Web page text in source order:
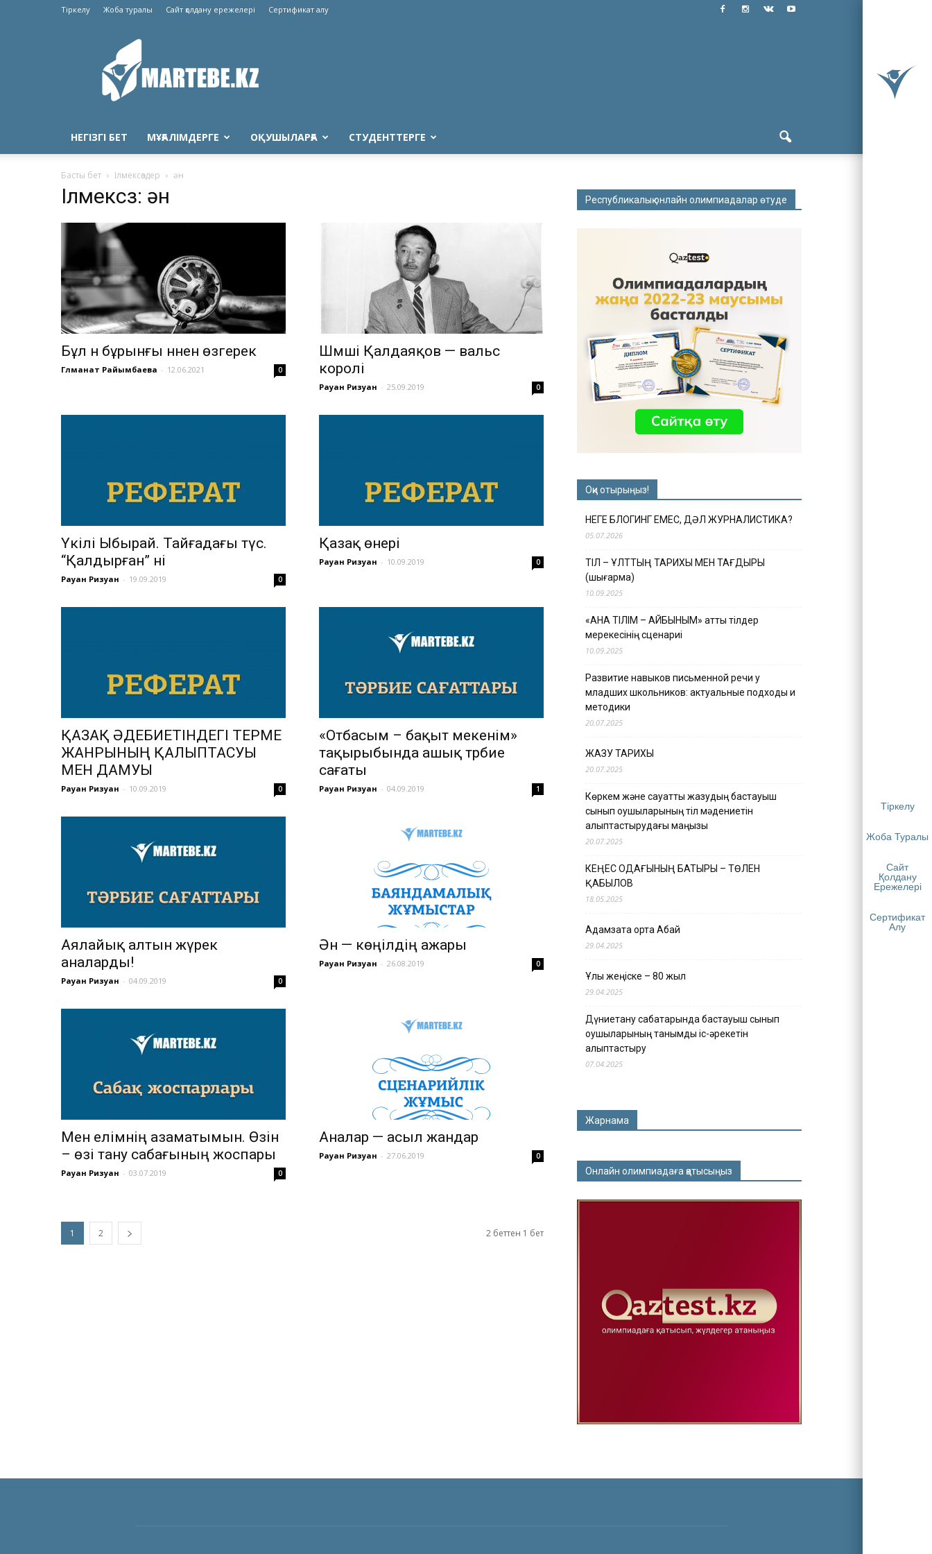
Тіркелу
Жоба Туралы
Сайт
Қолдану
Ережелері
Сертификат
Алу
Тіркелу Жоба туралы Сайт қолдану ережелері Сертификат алу
Martebe.kz
білім
сайты
НЕГІЗГІ БЕТ МҰҒАЛІМДЕРГЕ ОҚУШЫЛАРҒА СТУДЕНТТЕРГЕ
Басты бет Ілмексөздер ән
Ілмексөз: ән
Бұл ән бұрынғы әннен өзгерек
Гүлманат Райымбаева - 12.06.2021 0
Шәмші Қалдаяқов — вальс
королі
Рауан Ризуан - 25.09.2019 0
Үкілі Ыбырай. Тайғадағы түс.
“Қалдырған” әні
Рауан Ризуан - 19.09.2019 0
Қазақ өнері
Рауан Ризуан - 10.09.2019 0
ҚАЗАҚ ӘДЕБИЕТІНДЕГІ ТЕРМЕ
ЖАНРЫНЫҢ ҚАЛЫПТАСУЫ
МЕН ДАМУЫ
Рауан Ризуан - 10.09.2019 0
«Отбасым – бақыт мекенім»
тақырыбында ашық тәрбие
сағаты
Рауан Ризуан - 04.09.2019 1
Аялайық алтын жүрек
аналарды!
Рауан Ризуан - 04.09.2019 0
Ән — көңілдің ажары
Рауан Ризуан - 26.08.2019 0
Мен елімнің азаматымын. Өзін
– өзі тану сабағының жоспары
Рауан Ризуан - 03.07.2019 0
Аналар — асыл жандар
Рауан Ризуан - 27.06.2019 0
1 2 2 беттен 1 бет
Республикалық онлайн олимпиадалар өтуде
Оқи отырыңыз!
НЕГЕ БЛОГИНГ ЕМЕС, ДӘЛ ЖУРНАЛИСТИКА?
05.07.2026
ТІЛ – ҰЛТТЫҢ ТАРИХЫ МЕН ТАҒДЫРЫ
(шығарма)
10.09.2025
«АНА ТІЛІМ – АЙБЫНЫМ» атты тілдер
мерекесінің сценариі
10.09.2025
Развитие навыков письменной речи у
младших школьников: актуальные подходы и
методики
20.07.2025
ЖАЗУ ТАРИХЫ
20.07.2025
Көркем және сауатты жазудың бастауыш
сынып оқушыларының тіл мәдениетін
қалыптастырудағы маңызы
20.07.2025
КЕҢЕС ОДАҒЫНЫҢ БАТЫРЫ – ТӨЛЕН
ҚАБЫЛОВ
18.05.2025
Адамзатқа ортақ Абай
29.04.2025
Ұлы жеңіске – 80 жыл
29.04.2025
Дүниетану сабақтарында бастауыш сынып
оқушыларының танымдық іс-әрекетін
қалыптастыру
07.04.2025
Жарнама
Онлайн олимпиадаға қатысыңыз